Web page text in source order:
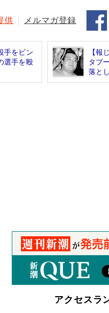
供 メルマガ登録
手をビン
選手を殴
【報
タブ
落と
アクセスラ